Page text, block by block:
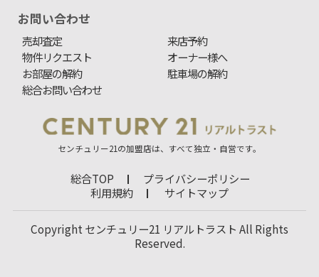
お問い合わせ
売却査定
来店予約
物件リクエスト
オーナー様へ
お部屋の解約
駐車場の解約
総合お問い合わせ
センチュリー21の加盟店は、すべて独立・自営です。
総合TOP
プライバシーポリシー
利用規約
サイトマップ
Copyright センチュリー21 リアルトラスト All Rights
Reserved.